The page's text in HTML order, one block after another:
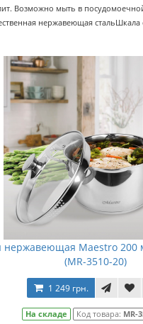
Возможно мыть в
нержавеющая
нержавеющая Maestro 200
(MR-3510-20)
1 249 грн.
На складе Код товара: MR-